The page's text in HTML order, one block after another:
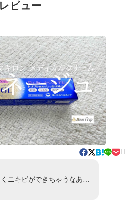
ビュー

ニキビができちゃうなあ…